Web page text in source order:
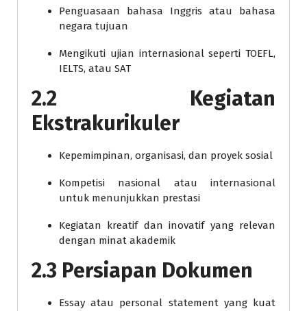
Penguasaan bahasa Inggris atau bahasa
negara tujuan
Mengikuti ujian internasional seperti TOEFL,
IELTS, atau SAT
2.2 Kegiatan
Ekstrakurikuler
Kepemimpinan, organisasi, dan proyek sosial
Kompetisi nasional atau internasional
untuk menunjukkan prestasi
Kegiatan kreatif dan inovatif yang relevan
dengan minat akademik
2.3 Persiapan Dokumen
Essay atau personal statement yang kuat